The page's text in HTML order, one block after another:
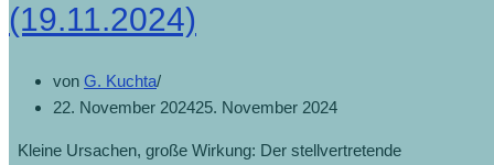
(19.11.2024)
von G. Kuchta
22. November 202425. November 2024
Kleine Ursachen, große Wirkung: Der stellvertretende